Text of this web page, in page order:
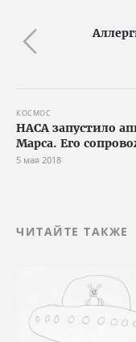
КОСМОС
НАСА запустило
Марса. Его
5 мая 2018
ЧИТАЙТЕ ТАКЖЕ